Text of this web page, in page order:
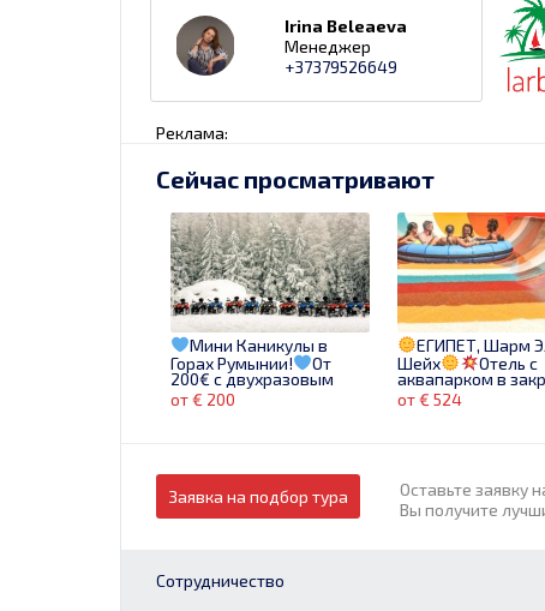
Irina Beleaeva
Менеджер
+37379526649
Реклама:
Сейчас просматривают
Мини Каникулы в
Горах Румынии!
От
200€ с двухразовым
питанием и
транспортом!
от € 200
ЕГИПЕТ, Шарм
Шейх
Отель с
аквапарком в
от ветра бухте по
смешной цене!
от € 524
LUXUL RIXOS, ACUM
Заявка на подбор тура
Оставьте заявку
Вы получите
Сотрудничество